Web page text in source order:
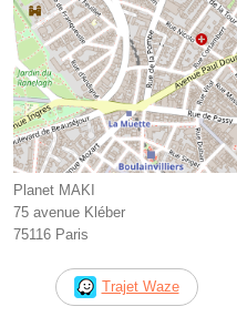
Planet MAKI
75 avenue Kléber
75116 Paris
Trajet Waze